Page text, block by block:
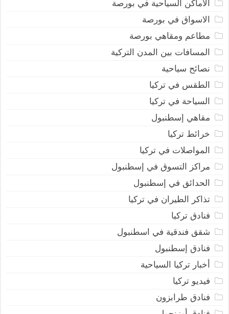
الاماكن السياحية في بورصة
الاسواق في بورصة
مطاعم ومقاهي بورصة
المسافات بين المدن التركية
نصائح سياحية
الطقس في تركيا
السياحة في تركيا
مقاهي إسطنبول
خرائط تركيا
المواصلات في تركيا
مراكز التسوق في إسطنبول
الحدائق في إسطنبول
تذاكر الطيران في تركيا
فنادق تركيا
شقق فندقية في اسطنبول
فنادق إسطنبول
أخبار تركيا السياحية
فيديو تركيا
فنادق طرابزون